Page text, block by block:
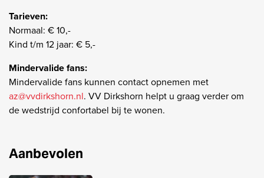
Tarieven:
Normaal: € 10,-
Kind t/m 12 jaar: € 5,-
Mindervalide fans:
Mindervalide fans kunnen contact opnemen met
az@vvdirkshorn.nl. VV Dirkshorn helpt u graag verder om
de wedstrijd confortabel bij te wonen.
Aanbevolen